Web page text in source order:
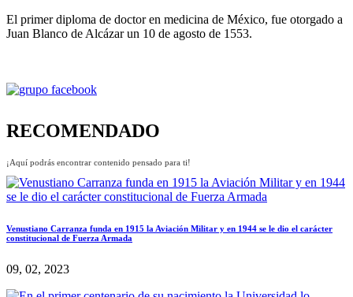
El primer diploma de doctor en medicina de México, fue otorgado a
Juan Blanco de Alcázar un 10 de agosto de 1553.
RECOMENDADO
¡Aquí podrás encontrar contenido pensado para ti!
Venustiano Carranza funda en 1915 la Aviación Militar y en 1944 se le dio el carácter
constitucional de Fuerza Armada
09, 02, 2023